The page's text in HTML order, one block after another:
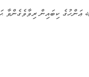
ކިބައިން ރިވާވެގެންވާ